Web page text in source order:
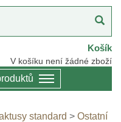
Košík
V košíku není žádné zboží
standard > Ostatní